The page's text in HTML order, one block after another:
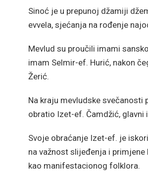
Sinoć je u prepunoj džamiji
evvela, sjećanja na rođenje
Mevlud su proučili imami
imam Selmir-ef. Hurić, nakon
Žerić.
Na kraju mevludske
obratio Izet-ef. Čamdžić, glavni
Svoje obraćanje Izet-ef. je
na važnost slijeđenja i
kao manifestacionog folklora.